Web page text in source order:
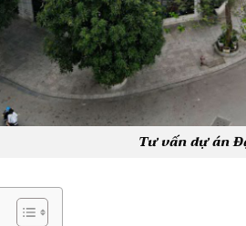
Tư vấn dự án